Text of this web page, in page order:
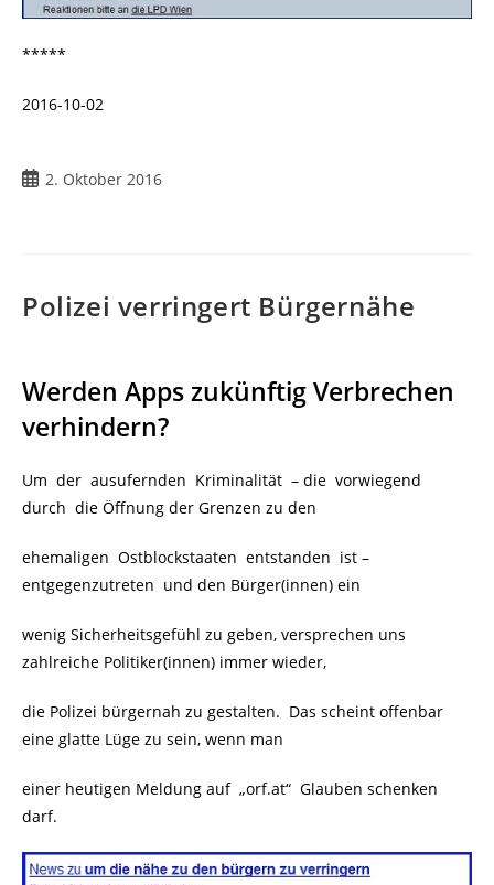
*****
2016-10-02
Beitrag
2. Oktober 2016
Polizei verringert Bürgernähe
Werden Apps zukünftig Verbrechen
verhindern?
Um der ausufernden Kriminalität – die vorwiegend
durch die Öffnung der Grenzen zu den
ehemaligen Ostblockstaaten entstanden ist –
entgegenzutreten und den Bürger(innen) ein
wenig Sicherheitsgefühl zu geben, versprechen uns
zahlreiche Politiker(innen) immer wieder,
die Polizei bürgernah zu gestalten. Das scheint offenbar
eine glatte Lüge zu sein, wenn man
einer heutigen Meldung auf „orf.at“ Glauben schenken
darf.